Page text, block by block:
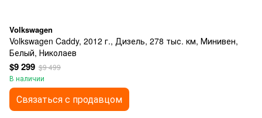
Volkswagen
Volkswagen Caddy, 2012 г., Дизель, 278 тыс. км, Минивен,
Белый, Николаев
$9 299 $9 499
В наличии
Связаться с продавцом